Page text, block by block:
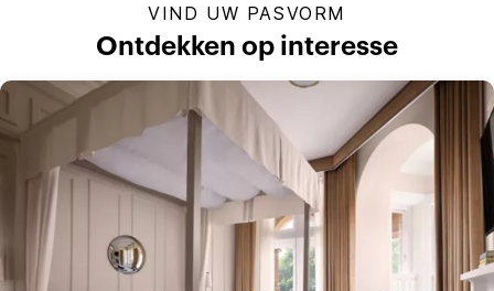
VIND UW PASVORM
Ontdekken op interesse